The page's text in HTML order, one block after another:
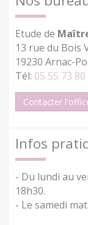
Etude de
13 rue du Bois
19230 Arnac-
Tél: 05 55 73 80
Contacter
Infos
- Du lundi au
18h30.
- Le samedi